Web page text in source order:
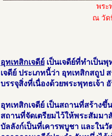
พระ
ณ วัด
อุทเทสิกเจดีย์ เป็นเจดีย์ที่ทำเป็น
เจดีย์ ประเภทนี้ว่า อุทเทสิกสถูป
บรรจุสิ่งที่เนื่องด้วยพระพุทธเจ้า
อุทเทสิกเจดีย์ เป็นสถานที่สร้างขึ้
สถานที่จัดเตรียมไว้ให้พระสัมมา
บัลลังก์เป็นที่เคารพบูชา และใน